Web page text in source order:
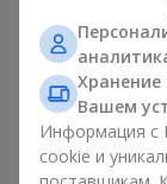
15 разноцветных
3 145 грнВашем
Информация с
cookie и